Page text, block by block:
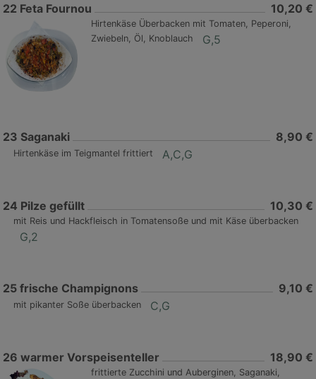
22 Feta Fournou 10,20 €
Hirtenkäse Überbacken mit Tomaten, Peperoni,
Zwiebeln, Öl, Knoblauch
G,5
23 Saganaki 8,90 €
Hirtenkäse im Teigmantel frittiert A,C,G
24 Pilze gefüllt 10,30 €
mit Reis und Hackfleisch in Tomatensoße und mit Käse überbacken
G,2
25 frische Champignons 9,10 €
mit pikanter Soße überbacken C,G
26 warmer Vorspeisenteller 18,90 €
frittierte Zucchini und Auberginen, Saganaki,